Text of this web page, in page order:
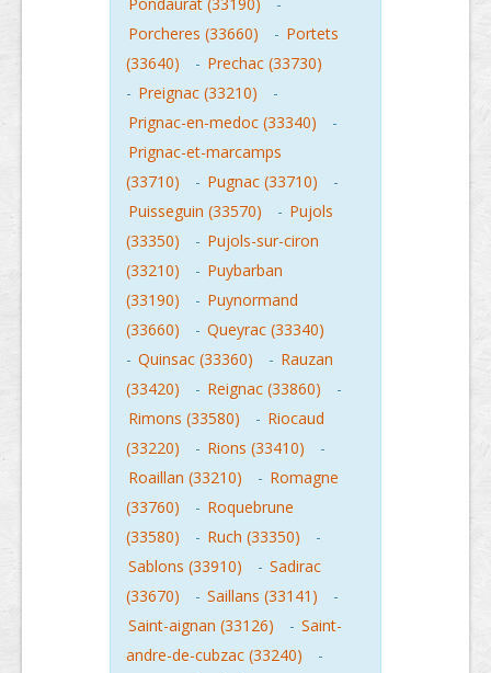
Porcheres (33660)
- Portets
(33640)
- Prechac (33730)
- Preignac (33210)
-
Prignac-en-medoc (33340)
-
Prignac-et-marcamps
(33710)
- Pugnac (33710)
-
Puisseguin (33570)
- Pujols
(33350)
- Pujols-sur-ciron
(33210)
- Puybarban
(33190)
- Puynormand
(33660)
- Queyrac (33340)
- Quinsac (33360) - Rauzan
(33420)
- Reignac (33860)
-
Rimons (33580)
- Riocaud
(33220)
- Rions (33410)
-
Roaillan (33210)
- Romagne
(33760)
- Roquebrune
(33580)
- Ruch (33350)
-
Sablons (33910)
- Sadirac
(33670)
- Saillans (33141)
-
Saint-aignan (33126)
- Saint-
andre-de-cubzac (33240)
-